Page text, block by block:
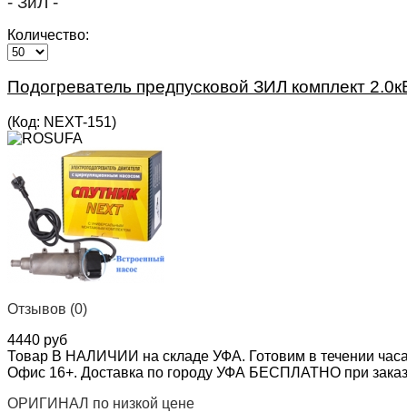
Количество:
Подогреватель предпусковой ЗИЛ комплект
(Код: NEXT-151)
Отзывов (0)
4440 руб
Товар В НАЛИЧИИ на складе УФА. Готовим в течении
Офис 16+. Доставка по городу УФА БЕСПЛАТНО при
ОРИГИНАЛ по низкой цене